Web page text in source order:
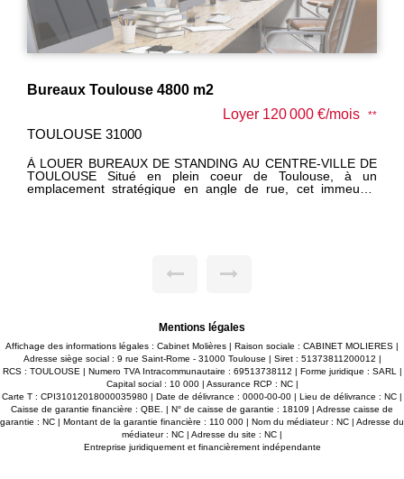
AU CENTRE-VILLE DE
angle de rue, cet immeuble
fonctionnels et
entreprises de services,
recherchant une
300 € /an/m²
À louer bureau de 13 m²
professionnel secteur Pont
mensuel 390 € HC + 60 € de charges forfaitaires comprenant
propice à l'activité libérale
Disponibilité sous 1 mois
Mentions légales
Affichage des informations légales : Cabinet Molières | Raison sociale : CABINET MOLIERES |
Adresse siège social : 9 rue Saint-Rome - 31000 Toulouse | Siret : 51373811200012 |
RCS : TOULOUSE | Numero TVA Intracommunautaire : 69513738112 | Forme juridique : SARL |
Capital social : 10 000 | Assurance RCP : NC |
Carte T : CPI31012018000035980 | Date de délivrance : 0000-00-00 | Lieu de délivrance : NC |
Caisse de garantie financière : QBE. | N° de caisse de garantie : 18109 | Adresse caisse de
garantie : NC | Montant de la garantie financière : 110 000 | Nom du médiateur : NC | Adresse du
médiateur : NC | Adresse du site : NC |
Entreprise juridiquement et financièrement indépendante